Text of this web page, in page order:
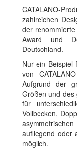
CATALANO-
zahlreichen
der
Award und
Deutschland.
Nur ein Beispiel
von
Aufgrund der
Größen und des
für
Vollbecken,
aufliegend oder
möglich.